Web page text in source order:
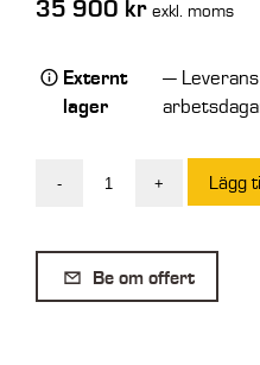
35 900 kr exkl. moms
Externt
lager
—
-
Slitribbor
750L,
+ Lägg
Be om offert